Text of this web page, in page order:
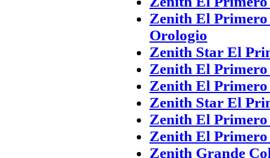
Zenith El Primero
Orologio
Zenith Star El
Zenith El
Zenith El Primero
Zenith Star El
Zenith El
Zenith El Primero
Zenith Grande